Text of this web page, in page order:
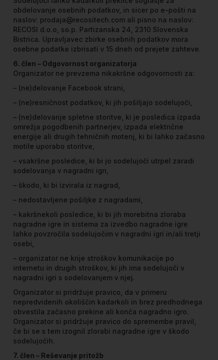
obdelovanje osebnih podatkov, in sicer po e-pošti na
naslov: prodaja@recositech.com ali pisno na naslov:
RECOSI d.o.o, so.p. Partizanska 24, 2310 Slovenska
Bistrica. Upravljavec zbirke osebnih podatkov mora
osebne podatke izbrisati v 15 dneh od prejete zahteve.
6. člen – Odgovornost organizatorja
Organizator ne prevzema nikakršne odgovornosti za:
– (ne)delovanje Facebook strani,
– (ne)resničnost podatkov, ki jih pošiljajo sodelujoči,
– (ne)delovanje spletne storitve, ki je posledica izpada
omrežja pogodbenih partnerjev, izpada električne
energije ali drugih tehničnih motenj, ki bi lahko začasno
motile uporabo storitve,
– vsakršne posledice, ki bi jo sodelujoči utrpel zaradi
sodelovanja v nagradni igri,
– škodo, ki bi izvirala iz nagrad,
– nedostavljene pošiljke z nagradami,
– kakršnekoli posledice, ki bi jih morebitna zloraba
nagradne igre in sistema za izvedbo nagradne igre
lahko povzročila sodelujočim v nagradni igri in/ali tretji
osebi,
– organizator ne krije stroškov komunikacije po
internetu in drugih stroškov, ki jih ima sodelujoči v
nagradni igri s sodelovanjem v njej.
Organizator si pridržuje pravico, da v primeru
nepredvidenih okoliščin kadarkoli in brez predhodnega
obvestila začasno prekine ali konča nagradno igro.
Organizator si pridržuje pravico do spremembe pravil,
če bi se s tem izognil zlorabi nagradne igre v škodo
sodelujočih.
7. člen – Reševanje pritožb